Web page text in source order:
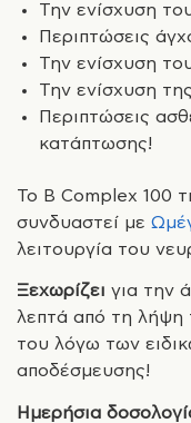
Την ενίσχυση
Περιπτώσεις
Την ενίσχυση
Την ενίσχυση
Περιπτώσεις
κατάπτωσης!
Το B Complex 100
συνδυαστεί με
λειτουργία του
Ξεχωρίζει για την
λεπτά από τη λήψη
του λόγω των
αποδέσμευσης!
Ημερήσια